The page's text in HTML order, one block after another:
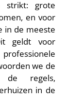
strikt: grote
en voor
in de meeste
geldt voor
we de
de regels,
in de